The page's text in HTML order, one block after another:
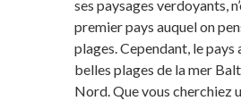
ses paysages verdoyants,
premier pays auquel on
plages. Cependant, le
belles plages de la mer
Nord. Que vous cherchiez